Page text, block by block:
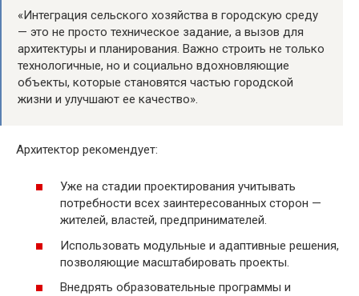
«Интеграция сельского хозяйства в городскую среду
— это не просто техническое задание, а вызов для
архитектуры и планирования. Важно строить не только
технологичные, но и социально вдохновляющие
объекты, которые становятся частью городской
жизни и улучшают ее качество».
Архитектор рекомендует:
Уже на стадии проектирования учитывать
потребности всех заинтересованных сторон —
жителей, властей, предпринимателей.
Использовать модульные и адаптивные решения,
позволяющие масштабировать проекты.
Внедрять образовательные программы и